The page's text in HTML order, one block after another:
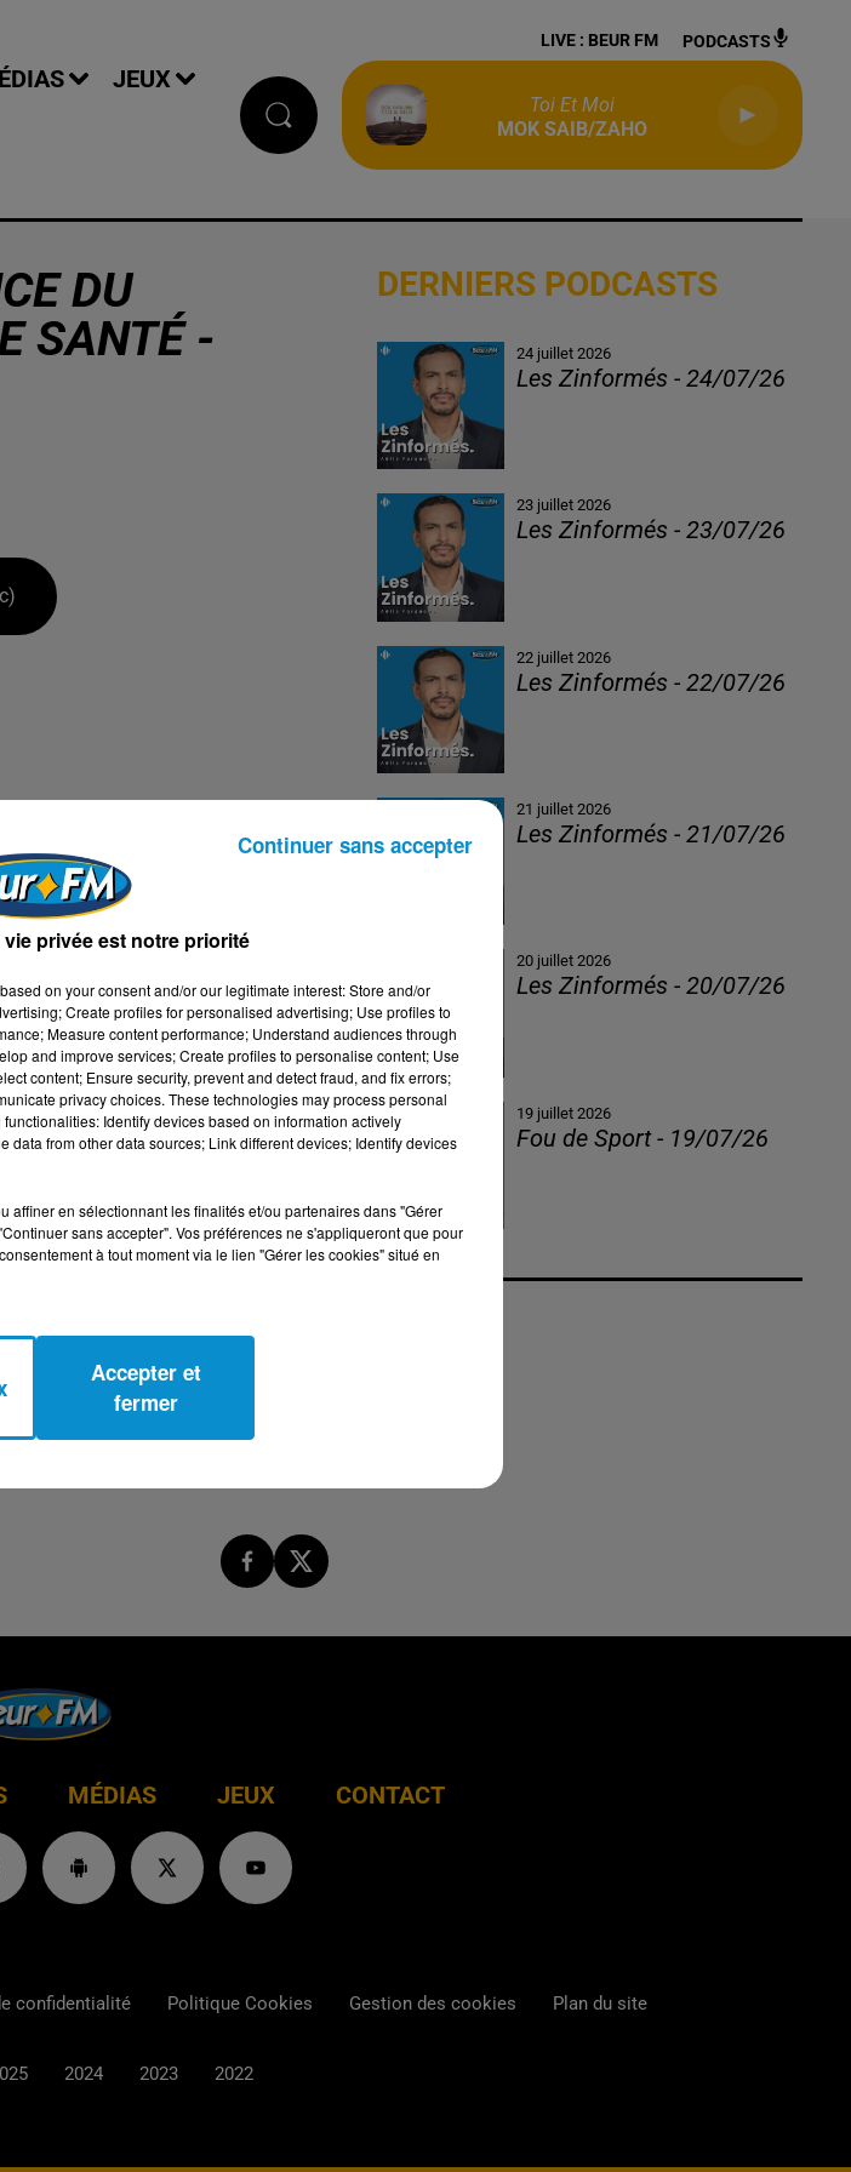
JEUX
LIVE : BEUR FM PODCASTS
Toi Et Moi
MOK SAIB/ZAHO
DU
SANTÉ -
BONNE SANTÉ - MICHEL
et fondateur de l'Institut
DERNIERS PODCASTS
24 juillet 2026
Les Zinformés - 24/07/26
23 juillet 2026
Les Zinformés - 23/07/26
22 juillet 2026
Les Zinformés - 22/07/26
21 juillet 2026
Les Zinformés - 21/07/26
20 juillet 2026
Les Zinformés - 20/07/26
19 juillet 2026
Fou de Sport - 19/07/26
MÉDIAS JEUX CONTACT
confidentialité Politique Cookies Gestion des cookies Plan du site
2024 2023 2022
privée est notre priorité
on your consent and/or our legitimate interest: Store and/or
Create profiles for personalised advertising; Use profiles to
Measure content performance; Understand audiences through
and improve services; Create profiles to personalise content; Use
content; Ensure security, prevent and detect fraud, and fix errors;
privacy choices. These technologies may process personal
Identify devices based on information actively
from other data sources; Link different devices; Identify devices
affiner en sélectionnant les finalités et/ou partenaires dans "Gérer
sans accepter". Vos préférences ne s'appliqueront que pour
à tout moment via le lien "Gérer les cookies" situé en
Accepter et
fermer
Continuer sans accepter